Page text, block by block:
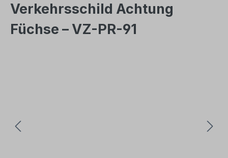
Verkehrsschild Achtung
Füchse – VZ-PR-91